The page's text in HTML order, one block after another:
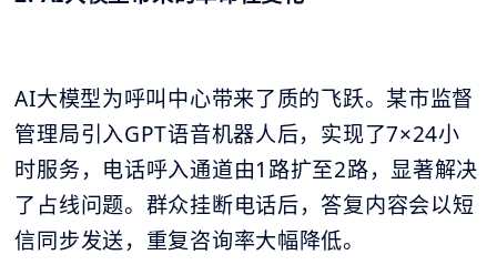
AI大模型为呼叫中心带来了质的飞跃。某市监督
管理局引入GPT语音机器人后，实现了7×24小
时服务，电话呼入通道由1路扩至2路，显著解决
了占线问题。群众挂断电话后，答复内容会以短
信同步发送，重复咨询率大幅降低。